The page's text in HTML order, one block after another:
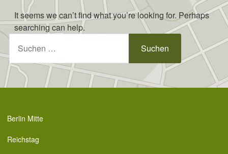
to
content
It seems we can’t find what you’re looking for. Perhaps
searching can help.
Suchen
nach:
Berlin Mitte
Reichstag